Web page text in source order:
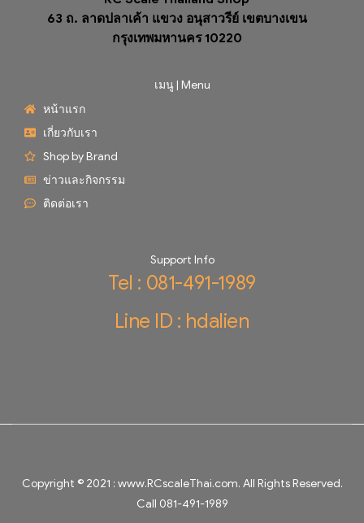
63 ถ. ลาดปลาเค้า แขวง อนุสาวรีย์ เขตบางเขน
กรุงเทพมหานคร 10220
เมนู | Menu
หน้าแรก
เกี่ยวกับเรา
Shop by Brand
ข่าวและกิจกรรม
ติดต่อเรา
Support Info
Tel : 081-491-1989
Line ID : hdalien
Copyright © 2021 : www.RCscaleThai.com. All Rights Reserved.
Call 081-491-1989